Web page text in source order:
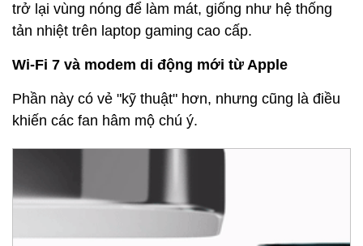
trở lại vùng nóng để làm mát, giống như hệ thống
tản nhiệt trên laptop gaming cao cấp.
Wi-Fi 7 và modem di động mới từ Apple
Phần này có vẻ "kỹ thuật" hơn, nhưng cũng là điều
khiến các fan hâm mộ chú ý.